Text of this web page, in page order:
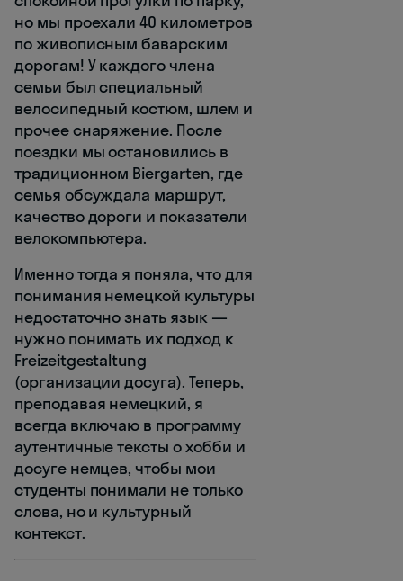
но мы проехали 40 километров
по живописным баварским
дорогам! У каждого члена
семьи был специальный
велосипедный костюм, шлем и
прочее снаряжение. После
поездки мы остановились в
традиционном Biergarten, где
семья обсуждала маршрут,
качество дороги и показатели
велокомпьютера.
Именно тогда я поняла, что для
понимания немецкой культуры
недостаточно знать язык —
нужно понимать их подход к
Freizeitgestaltung
(организации досуга). Теперь,
преподавая немецкий, я
всегда включаю в программу
аутентичные тексты о хобби и
досуге немцев, чтобы мои
студенты понимали не только
слова, но и культурный
контекст.